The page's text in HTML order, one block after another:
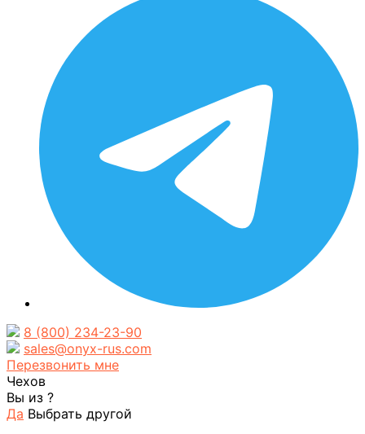
8 (800) 234-23-90
sales@onyx-rus.com
Перезвонить мне
Чехов
Вы из ?
Да Выбрать другой